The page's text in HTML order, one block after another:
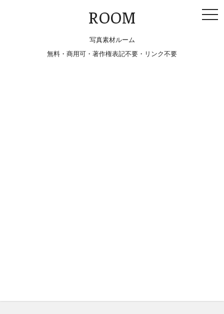
ROOM
写真素材ルーム
無料・商用可・著作権表記不要・リンク不要